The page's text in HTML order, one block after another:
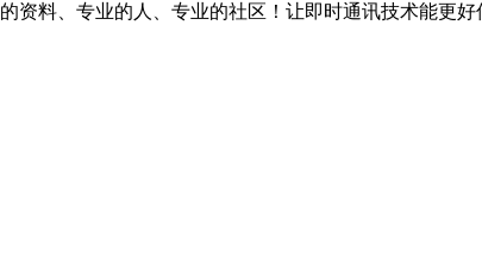
料、专业的人、专业的社区！让即时通讯技术能更好